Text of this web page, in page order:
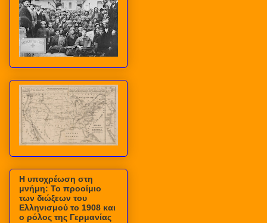
Η υποχρέωση στη
μνήμη: Το προοίμιο
των διώξεων του
Ελληνισμού το 1908 και
ο ρόλος της Γερμανίας